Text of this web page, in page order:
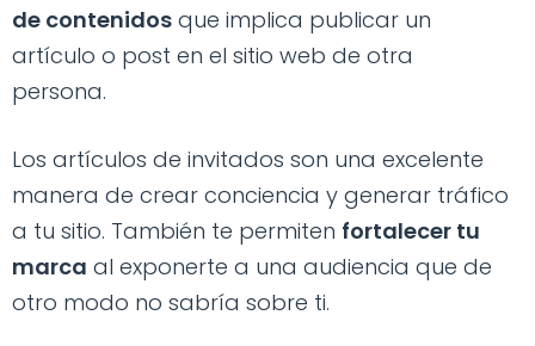
de contenidos que implica publicar un
artículo o post en el sitio web de otra
persona.
Los artículos de invitados son una excelente
manera de crear conciencia y generar tráfico
a tu sitio. También te permiten fortalecer tu
marca al exponerte a una audiencia que de
otro modo no sabría sobre ti.